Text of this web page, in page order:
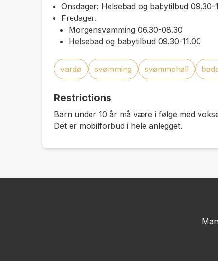
Onsdager: Helsebad og babytilbud 09.30-
Fredager:
Morgensvømming 06.30-08.30
Helsebad og babytilbud 09.30-11.00
vardø svømming svømmehall
Restrictions
Barn under 10 år må være i følge med
Det er mobilforbud i hele anlegget.